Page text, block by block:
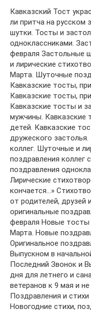
Кавказский Тост
ли притча на русском
шутки. Тосты и
одноклассниками.
февраля Застольные
и лирические
Марта. Шуточные
Кавказские тосты,
Кавказские тосты,
Кавказские тосты и
мужчины. Кавказские
детей. Кавказские
дружеского
коллег. Шуточные и
поздравления коллег
поздравления
Лирические
кончается…»
от родителей, друзей
оригинальные
февраля Новые тосты
Марта. Новые
Оригинальное
Выпускном в
Последний Звонок и
дня для летнего и
ветеранов к 9 мая и
Поздравления и
Новогодние стихи,